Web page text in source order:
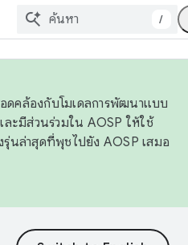
/
ดคล้องกับโมเดลการพัฒนาแบบ
ะมีส่วนร่วมใน AOSP ให้ใช้
นล่าสุดที่พุชไปยัง AOSP เสมอ